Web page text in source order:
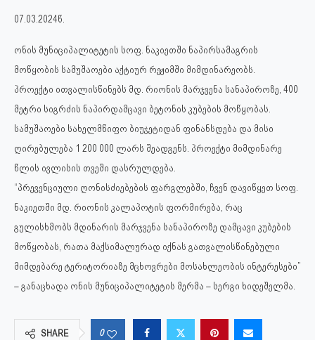
07.03.2024წ.
ონის მუნიციპალიტეტის სოფ. ნაკიეთში ნაპირსამაგრის
მოწყობის სამუშაოები აქტიურ რეჟიმში მიმდინარეობს.
პროექტი ითვალისწინებს მდ. რიონის მარჯვენა სანაპიროზე, 400
მეტრი სიგრძის ნაპირდამცავი ბეტონის კუბების მოწყობას.
სამუშაოები სახელმწიფო ბიუჯეტიდან ფინანსდება და მისი
ღირებულება 1 200 000 ლარს შეადგენს. პროექტი მიმდინარე
წლის ივლისის თვეში დასრულდება.
“პრევენციული ღონისძიებების ფარგლებში, ჩვენ დავიწყეთ სოფ.
ნაკიეთში მდ. რიონის კალაპოტის ფორმირება, რაც
გულისხმობს მდინარის მარჯვენა სანაპიროზე დამცავი კუბების
მოწყობას, რათა მაქსიმალურად იქნას გათვალისწინებული
მიმდებარე ტერიტორიაზე მცხოვრები მოსახლეობის ინტერესები”
– განაცხადა ონის მუნიციპალიტეტის მერმა – სერგი ხიდეშელმა.
SHARE 0